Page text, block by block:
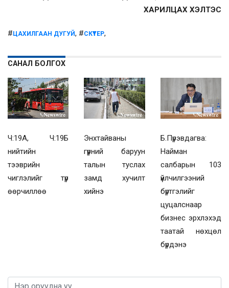
ХАРИЛЦАХ ХЭЛТЭС
# ЦАХИЛГААН ДУГУЙ, #СКҮҮТЕР,
САНАЛ БОЛГОХ
Ч:19А, Ч:19Б
нийтийн
тээврийн
чиглэлийг түр
өөрчиллөө
Энхтайваны
гүүрний баруун
талын туслах
замд хучилт
хийнэ
Б.Пүрэвдагва:
Найман
салбарын 103
үйлчилгээний
бүртгэлийг
цуцалснаар
бизнес эрхлэхэд
таатай нөхцөл
бүрдэнэ